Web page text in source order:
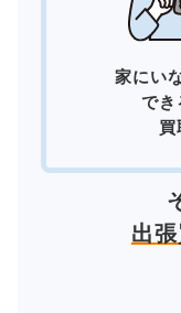
家にい
でき
買
出